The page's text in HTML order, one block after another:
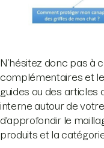
N’hésitez donc pas à
complémentaires et
guides ou des articles
interne autour de
d'approfondir le
produits et la